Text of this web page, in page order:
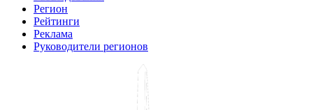
Регион
Рейтинги
Реклама
Руководители регионов